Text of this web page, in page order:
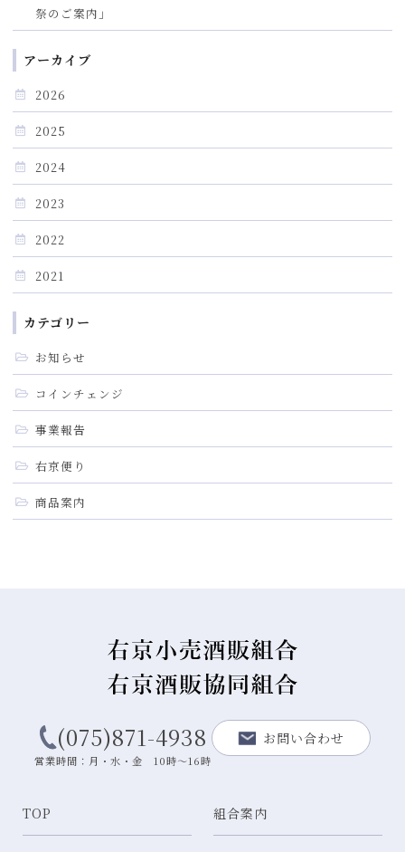
祭のご案内」
アーカイブ
2026
2025
2024
2023
2022
2021
カテゴリー
お知らせ
コインチェンジ
事業報告
右京便り
商品案内
(075)871-4938
営業時間：月・水・金 10時～16時
お問い合わせ
TOP 組合案内